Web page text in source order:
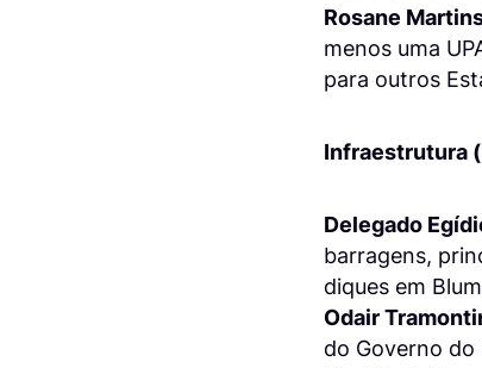
Rosane
menos uma
para outros
Infraestrutura
Delegado
barragens,
diques em
Odair
do Governo do